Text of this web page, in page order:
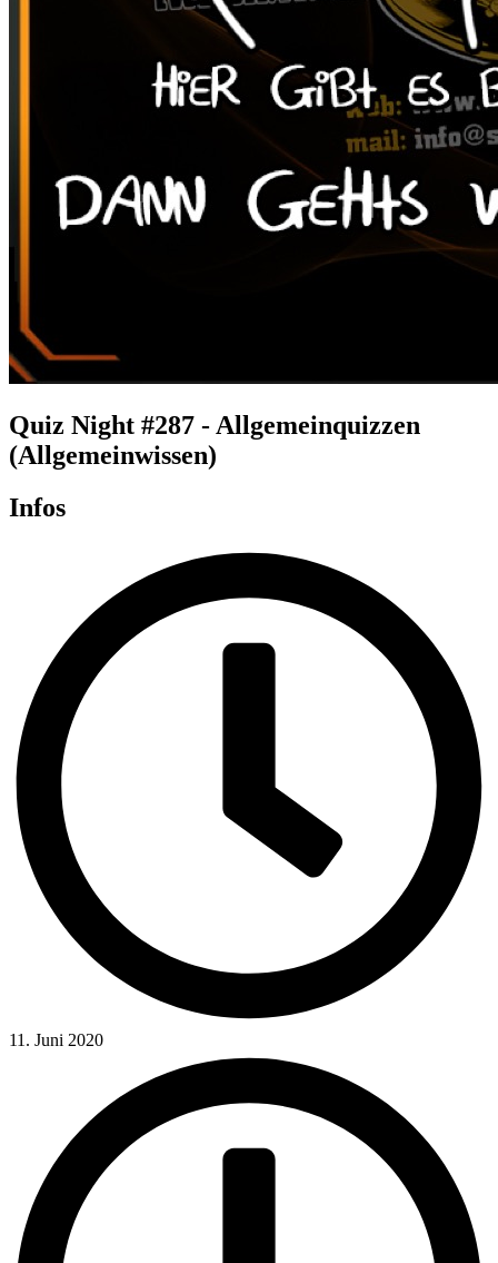
Quiz Night #287 - Allgemeinquizzen
(Allgemeinwissen)
Infos
11. Juni 2020